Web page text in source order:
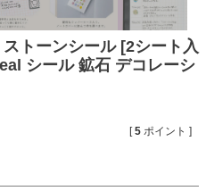
トーンシール [2シート入
シール 鉱石 デコレーシ
[5 ポイント ]